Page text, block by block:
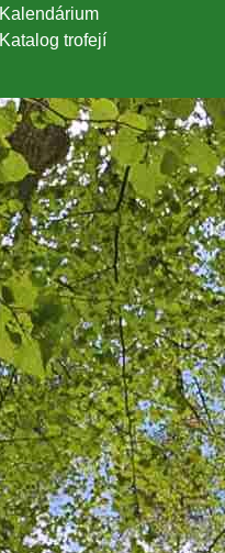
Kalendárium
Katalog trofejí